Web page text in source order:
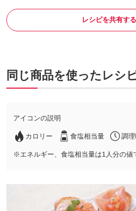
レシピを共有する
同じ商品を使ったレシ
アイコンの説明
カロリー 食塩相当量 調
※エネルギー、食塩相当量は1人分の値